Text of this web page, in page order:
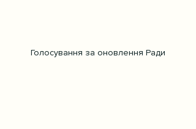
Голосування за оновлення Ради